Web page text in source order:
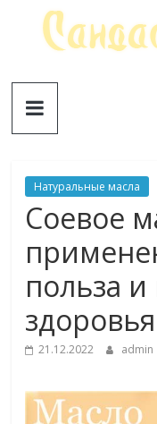
Натуральные масла
Соевое
польза и
здоровья
21.12.2022 admin